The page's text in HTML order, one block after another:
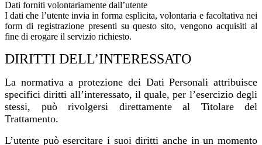
Dati forniti volontariamente dall’utente
I dati che l’utente invia in forma esplicita, volontaria e facoltativa nei
form di registrazione presenti su questo sito, vengono acquisiti al
fine di erogare il servizio richiesto.
DIRITTI DELL’INTERESSATO
La normativa a protezione dei Dati Personali attribuisce
specifici diritti all’interessato, il quale, per l’esercizio degli
stessi, può rivolgersi direttamente al Titolare del
Trattamento.
L’utente può esercitare i suoi diritti anche in un momento